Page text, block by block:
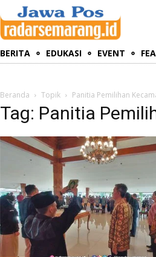
BERITA EDUKASI EVENT
Beranda Topik Panitia Pemilihan
Tag: Panitia